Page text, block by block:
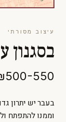
עיצוב מסורתי
בסגנון
550
בעבר יש יתרון
וממנו להתפתח